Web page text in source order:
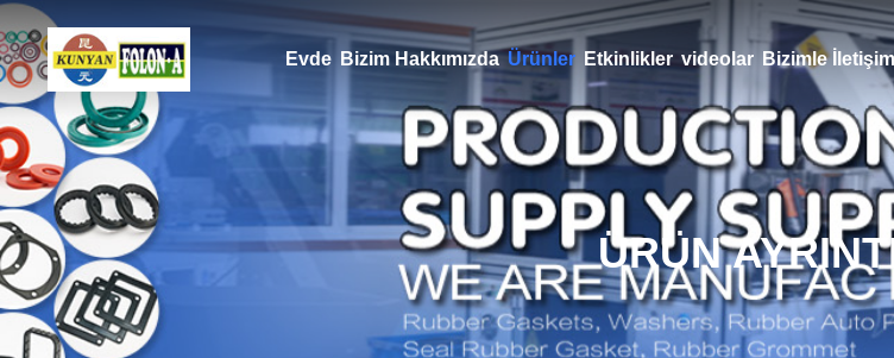
Evde Bizim Hakkımızda Ürünler Etkinlikler videolar Bizimle İletişim
ÜRÜN